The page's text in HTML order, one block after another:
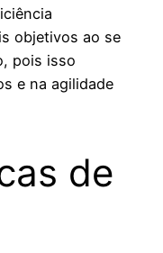
objetivos ao se
pois isso
e na agilidade
de